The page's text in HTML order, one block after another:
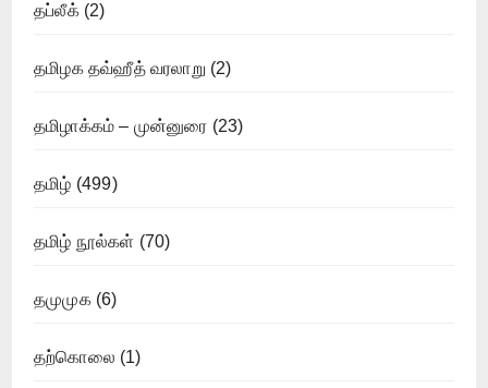
தப்லீக்(2)
தமிழக தவ்ஹீத் வரலாறு (2)
தமிழாக்கம் – முன்னுரை (23)
தமிழ் (499)
தமிழ் நூல்கள் (70)
தமுமுக(6)
தற்கொலை (1)